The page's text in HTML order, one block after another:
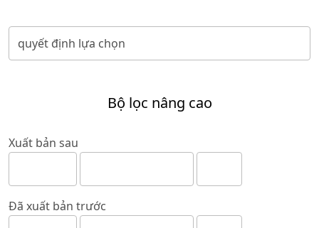
Bộ lọc nâng cao
Xuất bản sau
Đã xuất bản trước